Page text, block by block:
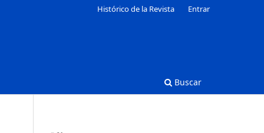
Buscar
Histórico de la Revista Entrar